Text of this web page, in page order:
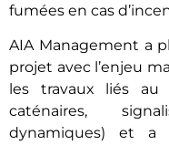
fumées en cas
AIA Management a
projet avec l’enjeu
les travaux liés au
caténaires,
dynamiques) et a